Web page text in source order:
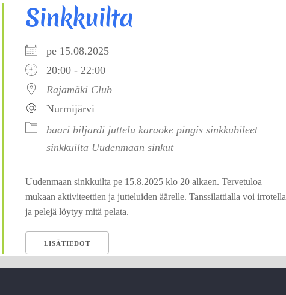
Sinkkuilta
pe 15.08.2025
20:00 - 22:00
Rajamäki Club
Nurmijärvi
baari biljardi juttelu karaoke pingis sinkkubileet
sinkkuilta Uudenmaan sinkut
Uudenmaan sinkkuilta pe 15.8.2025 klo 20 alkaen. Tervetuloa
mukaan aktiviteettien ja jutteluiden äärelle. Tanssilattialla voi irrotella
ja pelejä löytyy mitä pelata.
LISÄTIEDOT